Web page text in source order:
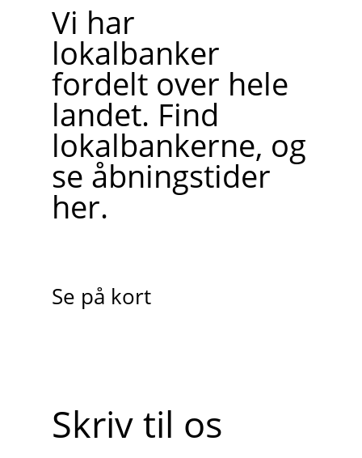
Vi har
lokalbanker
fordelt over hele
landet. Find
lokalbankerne, og
se åbningstider
her.
Se på kort
Skriv til os